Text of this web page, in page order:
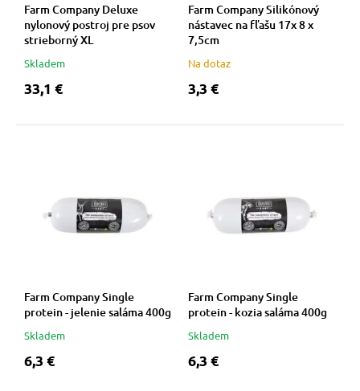
Farm Company Deluxe
nylonový postroj pre psov
strieborný XL
Skladem
33,1 €
Farm Company Silikónový
nástavec na fľašu 17x 8 x
7,5cm
Na dotaz
3,3 €
Farm Company Single
protein - jelenie saláma 400g
Skladem
6,3 €
Farm Company Single
protein - kozia saláma 400g
Skladem
6,3 €